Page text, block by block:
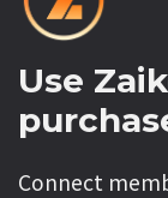
Use
Connect